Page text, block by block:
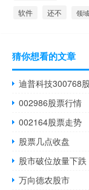
软件 还不 领域
猜你想看的文章
迪普科技300768
002986股票行情
002164股票走势
股票几点收盘
股市破位放量下跌
万向德农股市